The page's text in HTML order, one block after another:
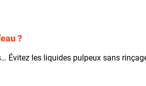
?
Évitez les liquides pulpeux sans